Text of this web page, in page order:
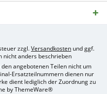
zzgl.Versandkosten und ggf.
nicht anders beschrieben
angebotenen Teilen nicht um
Ersatzteilnummern dienen nur
dient lediglich der Zuordnung zu
byThemeWare®